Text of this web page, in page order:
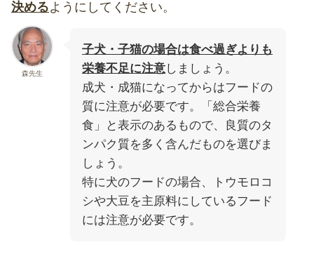
決めるようにしてください。
森先生
子犬・子猫の場合は食べ過ぎよりも
栄養不足に注意しましょう。
成犬・成猫になってからはフードの
質に注意が必要です。「総合栄養
食」と表示のあるもので、良質のタ
ンパク質を多く含んだものを選びま
しょう。
特に犬のフードの場合、トウモロコ
シや大豆を主原料にしているフード
には注意が必要です。